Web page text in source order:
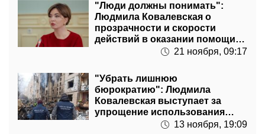
"Люди должны понимать":
Людмила Ковалевская о
прозрачности и скорости
действий в оказании помощи
после обстрелов21 ноября, 09:17
"Убрать лишнюю
бюрократию": Людмила
Ковалевская выступает за
упрощение использования
депутатских фондов13 ноября, 19:09